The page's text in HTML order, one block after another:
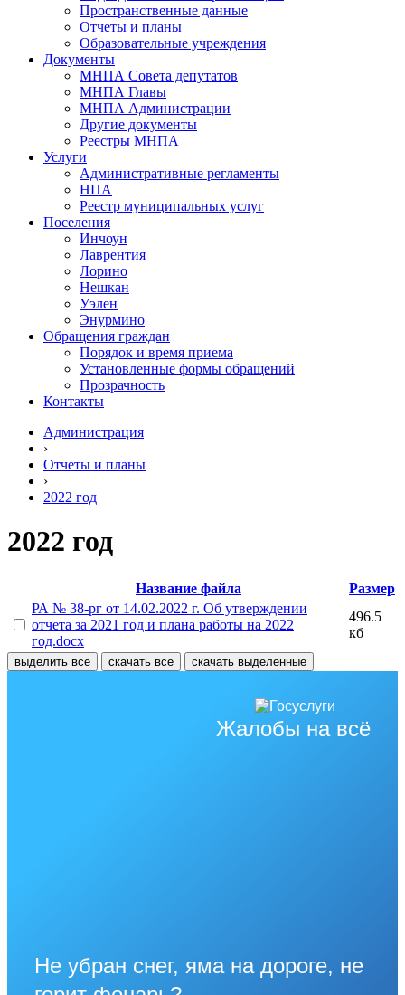
Пространственные данные
Отчеты и планы
Образовательные учреждения
Документы
МНПА Совета депутатов
МНПА Главы
МНПА Администрации
Другие документы
Реестры МНПА
Услуги
Административные регламенты
НПА
Реестр муниципальных услуг
Поселения
Инчоун
Лаврентия
Лорино
Нешкан
Уэлен
Энурмино
Обращения граждан
Порядок и время приема
Установленные формы обращений
Прозрачность
Контакты
Администрация
›
Отчеты и планы
›
2022 год
2022 год
Название файла
Размер
РА № 38-рг от 14.02.2022 г. Об утверждении
отчета за 2021 год и плана работы на 2022
год.docx
496.5
кб
выделить все скачать все скачать выделенные
Жалобы на всё
Не убран снег, яма на дороге, не